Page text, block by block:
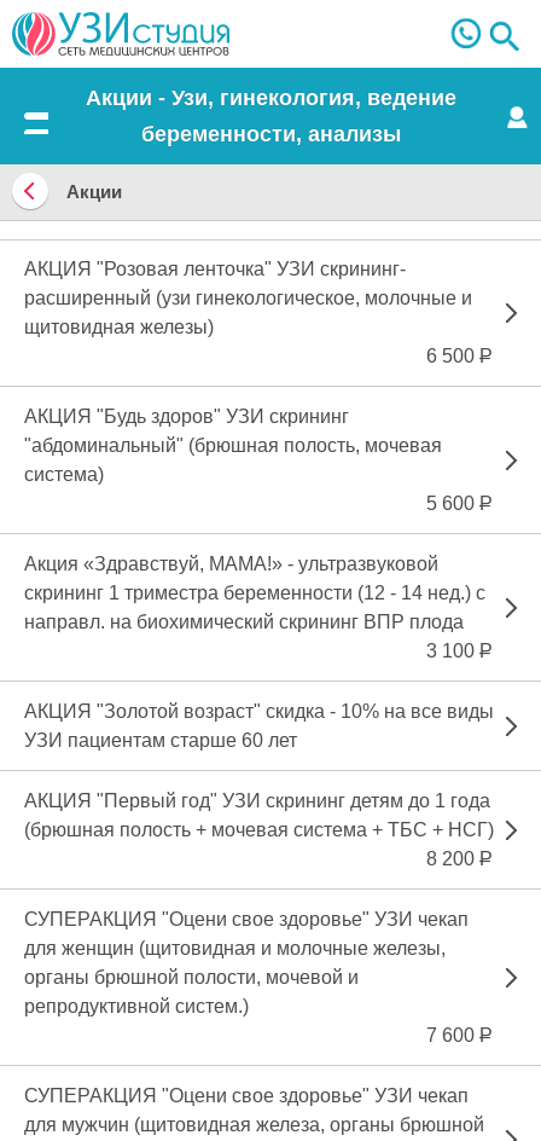
Акции - Узи, гинекология, ведение
беременности, анализы
Вернуться
назад
Акции
АКЦИЯ "Розовая ленточка" УЗИ скрининг-
расширенный (узи гинекологическое, молочные и
щитовидная железы)
6 500 Р
АКЦИЯ "Будь здоров" УЗИ скрининг
"абдоминальный" (брюшная полость, мочевая
система)
5 600 Р
Акция «Здравствуй, МАМА!» - ультразвуковой
скрининг 1 триместра беременности (12 - 14 нед.) с
направл. на биохимический скрининг ВПР плода
3 100 Р
АКЦИЯ "Золотой возраст" скидка - 10% на все виды
УЗИ пациентам старше 60 лет
АКЦИЯ "Первый год" УЗИ скрининг детям до 1 года
(брюшная полость + мочевая система + ТБС + НСГ)
8 200 Р
СУПЕРАКЦИЯ "Оцени свое здоровье" УЗИ чекап
для женщин (щитовидная и молочные железы,
органы брюшной полости, мочевой и
репродуктивной систем.)
7 600 Р
СУПЕРАКЦИЯ "Оцени свое здоровье" УЗИ чекап
для мужчин (щитовидная железа, органы брюшной